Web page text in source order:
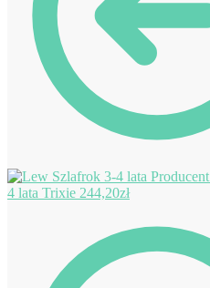
4 lata Trixie 244,20zł